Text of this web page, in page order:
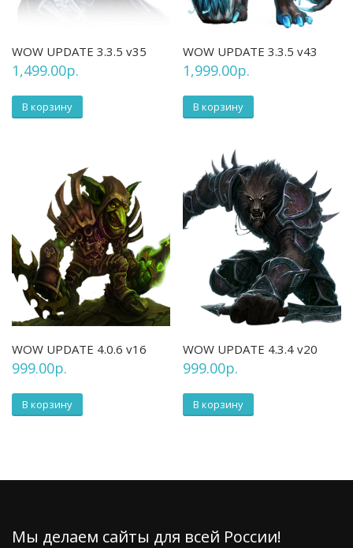
WOW UPDATE 3.3.5 v35
1,499.00р.
В корзину
WOW UPDATE 3.3.5 v43
1,999.00р.
В корзину
WOW UPDATE 4.0.6 v16
999.00р.
В корзину
WOW UPDATE 4.3.4 v20
999.00р.
В корзину
Мы делаем сайты для всей России!